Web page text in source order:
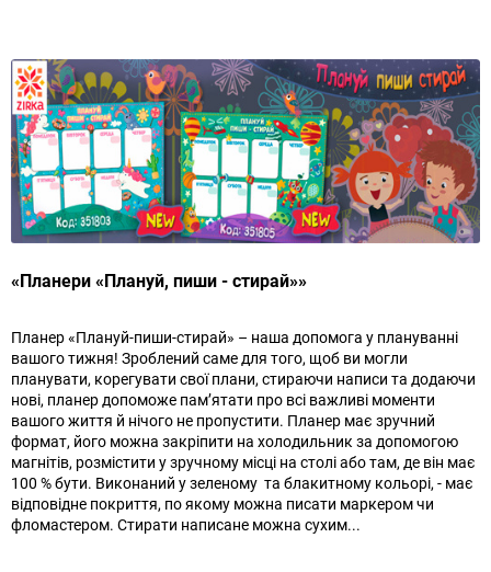
«Планери «Плануй, пиши - стирай»»
Планер «Плануй-пиши-стирай» – наша допомога у плануванні
вашого тижня! Зроблений саме для того, щоб ви могли
планувати, корегувати свої плани, стираючи написи та додаючи
нові, планер допоможе пам’ятати про всі важливі моменти
вашого життя й нічого не пропустити. Планер має зручний
формат, його можна закріпити на холодильник за допомогою
магнітів, розмістити у зручному місці на столі або там, де він має
100 % бути. Виконаний у зеленому та блакитному кольорі, - має
відповідне покриття, по якому можна писати маркером чи
фломастером. Стирати написане можна сухим...